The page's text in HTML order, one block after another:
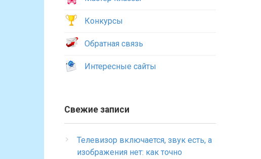
Конкурсы
Обратная связь
Интересные сайты
Свежие записи
Телевизор включается, звук есть, а
изображения нет: как точно